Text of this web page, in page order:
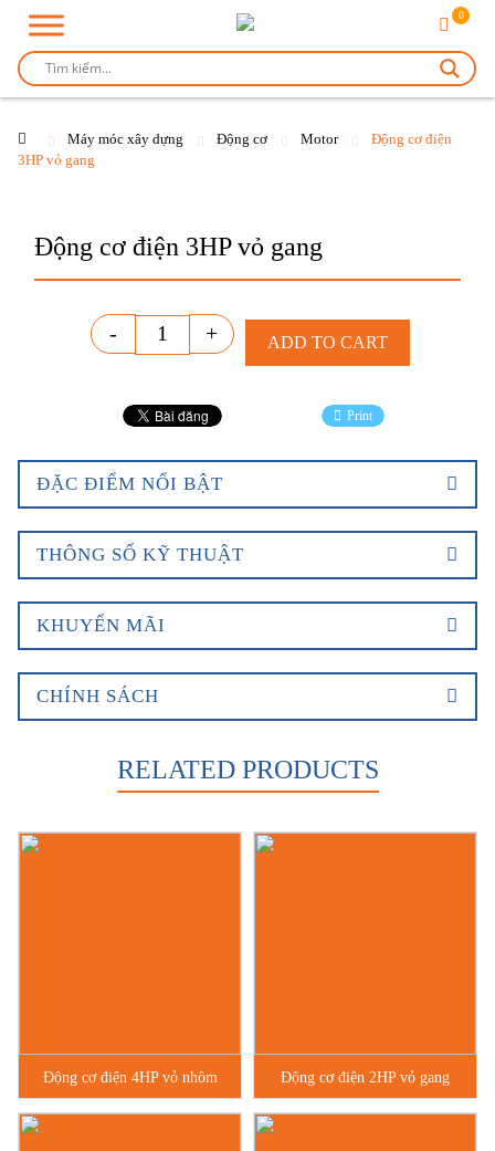
0
Máy móc xây dựng Động cơ Motor
Động cơ điện
3HP vỏ gang
Động cơ điện 3HP vỏ gang
Quantity
- + ADD TO CART
Print
ĐẶC ĐIỂM NỔI BẬT
THÔNG SỐ KỸ THUẬT
KHUYẾN MÃI
CHÍNH SÁCH
RELATED PRODUCTS
Động cơ điện 4HP vỏ nhôm Động cơ điện 2HP vỏ gang